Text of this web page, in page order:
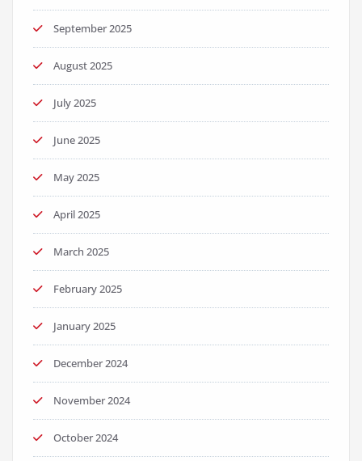
September 2025
August 2025
July 2025
June 2025
May 2025
April 2025
March 2025
February 2025
January 2025
December 2024
November 2024
October 2024